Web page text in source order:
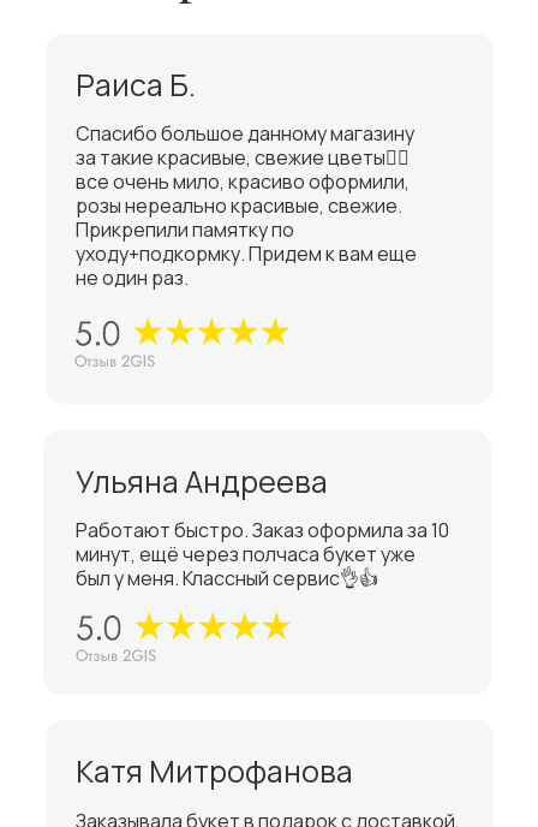
Катя Митрофанова
Заказывала букет в подарок с доставкой,
Раиса Б.
Спасибо большое данному магазину
за такие красивые, свежие цветы👍🏼
все очень мило, красиво оформили,
розы нереально красивые, свежие.
Прикрепили памятку по
уходу+подкормку. Придем к вам еще
не один раз.
Ульяна Андреева
Работают быстро. Заказ оформила за 10
минут, ещё через полчаса букет уже
был у меня. Классный сервис👌👍